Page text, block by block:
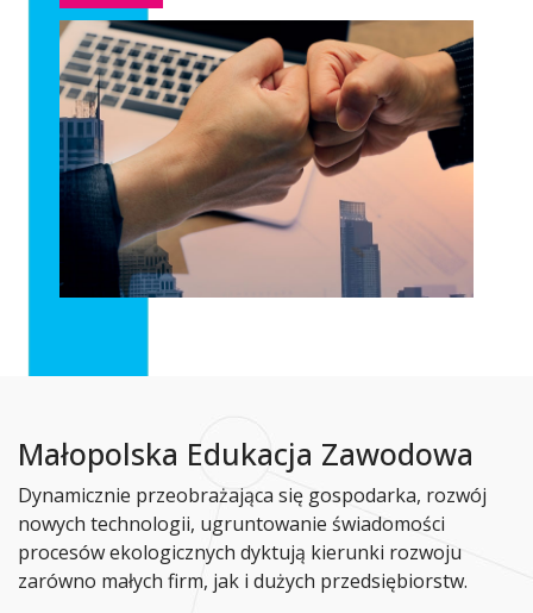
Małopolska Edukacja Zawodowa
Dynamicznie przeobrażająca się gospodarka, rozwój
nowych technologii, ugruntowanie świadomości
procesów ekologicznych dyktują kierunki rozwoju
zarówno małych firm, jak i dużych przedsiębiorstw.